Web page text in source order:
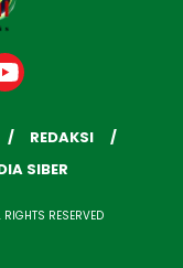
REDAKSI
SIBER
RESERVED